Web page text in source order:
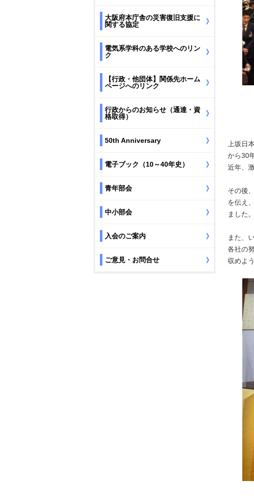
上坂日
から30
近年、
その後
を伝え
ました。
また、
各社の
収めよ
大阪府本庁舎の災害復旧支援に
関する協定
電気系学科のある学校へのリン
ク
【行政・他団体】関係先ホーム
ページへのリンク
行政からのお知らせ（通達・資
格取得）
50th Anniversary
電子ブック（10～40年史）
青年部会
中小部会
入会のご案内
ご意見・お問合せ